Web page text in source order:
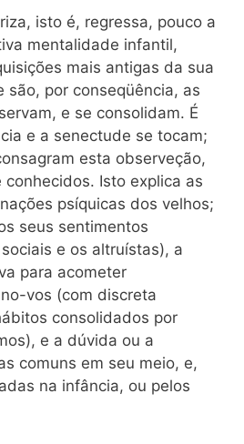
isto é, regressa, pouco a
mentalidade infantil,
mais antigas da sua
são, por conseqüência, as
e se consolidam. É
e a senectude se tocam;
esta observeção,
Isto explica as
psíquicas dos velhos;
seus sentimentos
e os altruístas), a
para acometer
vos (com discreta
consolidados por
e a dúvida ou a
comuns em seu meio, e,
na infância, ou pelos